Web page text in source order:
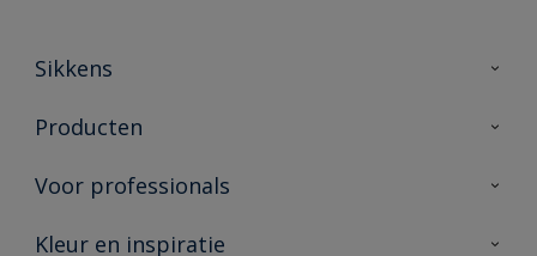
Sikkens
Over Sikkens
Duurzaamheid
Producten
Producten voor binnen
Vind je verkooppunt
Voor professionals
Advies & service
Kleur en inspiratie